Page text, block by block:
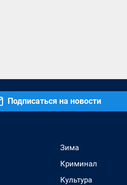
Подписаться на новости
Зима
Криминал
Культура